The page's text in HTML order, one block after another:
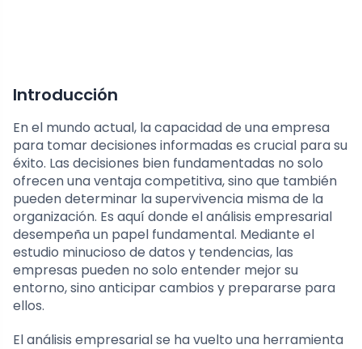
Introducción
En el mundo actual, la capacidad de una empresa
para tomar decisiones informadas es crucial para su
éxito. Las decisiones bien fundamentadas no solo
ofrecen una ventaja competitiva, sino que también
pueden determinar la supervivencia misma de la
organización. Es aquí donde el análisis empresarial
desempeña un papel fundamental. Mediante el
estudio minucioso de datos y tendencias, las
empresas pueden no solo entender mejor su
entorno, sino anticipar cambios y prepararse para
ellos.
El análisis empresarial se ha vuelto una herramienta